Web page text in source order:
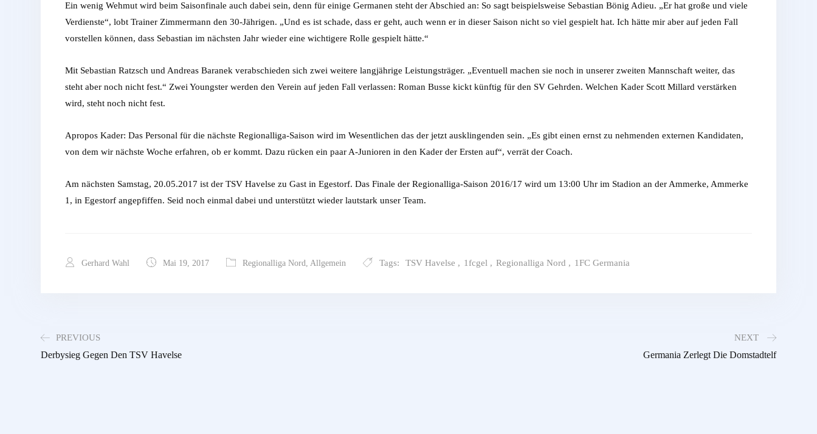
Ein wenig Wehmut wird beim Saisonfinale auch dabei sein, denn für einige Germanen steht der Abschied an: So sagt beispielsweise Sebastian Bönig Adieu. „Er hat große und viele
Verdienste“, lobt Trainer Zimmermann den 30-Jährigen. „Und es ist schade, dass er geht, auch wenn er in dieser Saison nicht so viel gespielt hat. Ich hätte mir aber auf jeden Fall
vorstellen können, dass Sebastian im nächsten Jahr wieder eine wichtigere Rolle gespielt hätte.“
Mit Sebastian Ratzsch und Andreas Baranek verabschieden sich zwei weitere langjährige Leistungsträger. „Eventuell machen sie noch in unserer zweiten Mannschaft weiter, das
steht aber noch nicht fest.“ Zwei Youngster werden den Verein auf jeden Fall verlassen: Roman Busse kickt künftig für den SV Gehrden. Welchen Kader Scott Millard verstärken
wird, steht noch nicht fest.
Apropos Kader: Das Personal für die nächste Regionalliga-Saison wird im Wesentlichen das der jetzt ausklingenden sein. „Es gibt einen ernst zu nehmenden externen Kandidaten,
von dem wir nächste Woche erfahren, ob er kommt. Dazu rücken ein paar A-Junioren in den Kader der Ersten auf“, verrät der Coach.
Am nächsten Samstag, 20.05.2017 ist der TSV Havelse zu Gast in Egestorf. Das Finale der Regionalliga-Saison 2016/17 wird um 13:00 Uhr im Stadion an der Ammerke, Ammerke
1, in Egestorf angepfiffen. Seid noch einmal dabei und unterstützt wieder lautstark unser Team.
Gerhard Wahl Mai 19, 2017 Regionalliga Nord, Allgemein Tags: TSV Havelse , 1fcgel , Regionalliga Nord , 1FC Germania
PREVIOUS
Derbysieg Gegen Den TSV Havelse
NEXT
Germania Zerlegt Die Domstadtelf